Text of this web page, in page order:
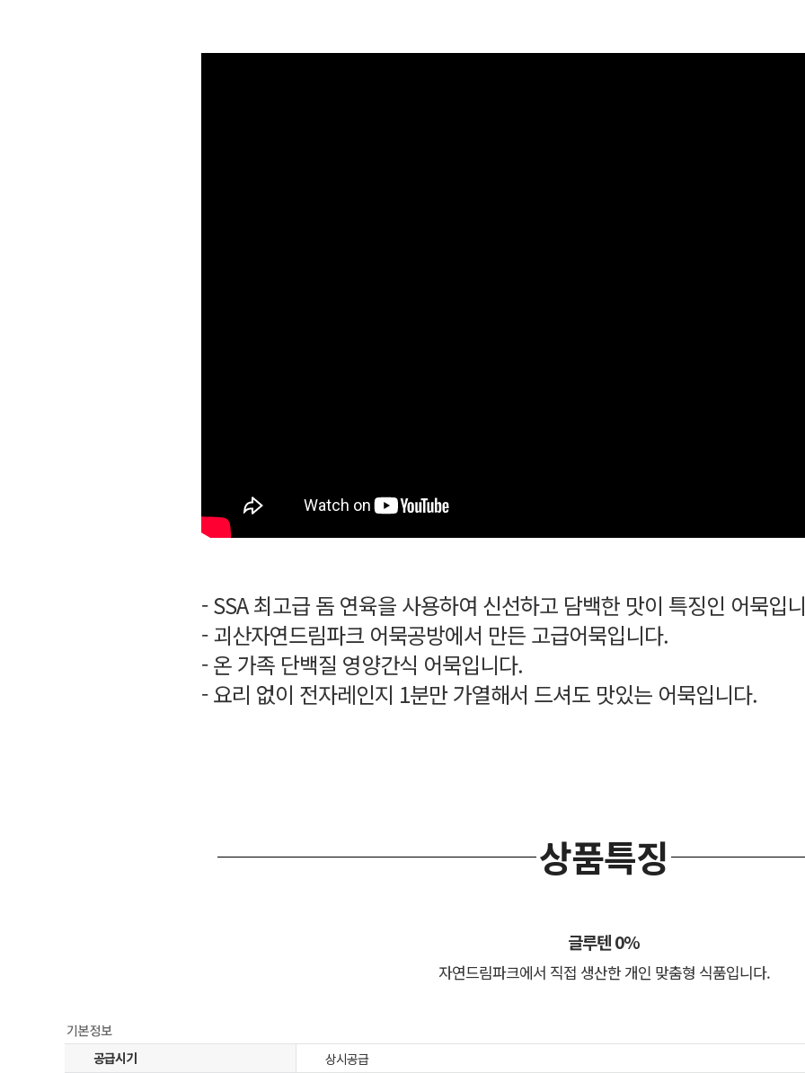
- SSA 최고급 돔 연육을 사용하여 신선하고 담백한 맛이 특징인 어묵입
- 괴산자연드림파크 어묵공방에서 만든 고급어묵입니다.
- 온 가족 단백질 영양간식 어묵입니다.
- 요리 없이 전자레인지 1분만 가열해서 드셔도 맛있는 어묵입니다.
상품특징
글루텐 0%
자연드림파크에서 직접 생산한 개인 맞춤형 식품입니다.
공급시기
상시공급